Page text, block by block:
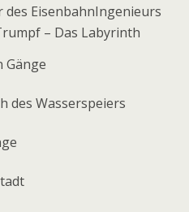
des Eisenbahn­Ingenieurs
– Das Labyrinth
Gänge
des Wasserspeiers